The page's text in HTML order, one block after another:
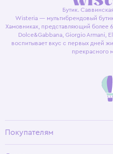
Бутик.
Wisteria — мультибрендовый
Хамовниках, представляющий более
Dolce&Gabbana, Giorgio Armani,
воспитывает вкус с первых дней
прекрасного
Покупателям